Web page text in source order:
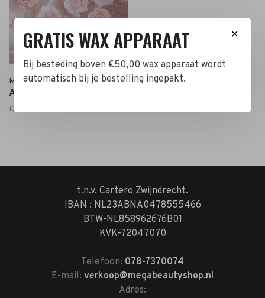
Mega Beauty Shop®
Acryl Bloemen 3D
€4,90
t.n.v. Cartero Zwijndrecht.
IBAN : NL23ABNA0478555466
BTW-NL858962676B01
KVK-72047070
Telefoon: 078-7370074
E-mail: verkoop@megabeautyshop.nl
Adres:
✕
GRATIS WAX APPARAAT
Bij besteding boven €50,00 wax apparaat wordt
automatisch bij je bestelling ingepakt.